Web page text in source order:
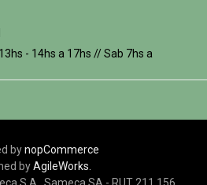
- 14hs a 17hs // Sab 7hs a
bynopCommerce
byAgileWorks.
S.A.. Sameca SA - RUT 211 156